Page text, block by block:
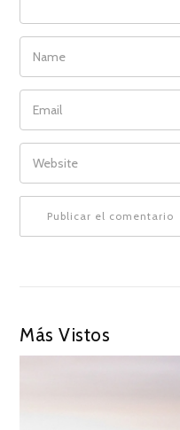
NAME
EMAIL
WEBSITE
Más Vistos